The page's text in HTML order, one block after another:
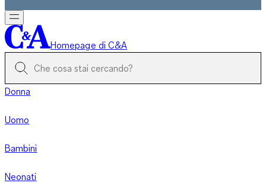
Homepage di C&A
Donna
Uomo
Bambini
Neonati